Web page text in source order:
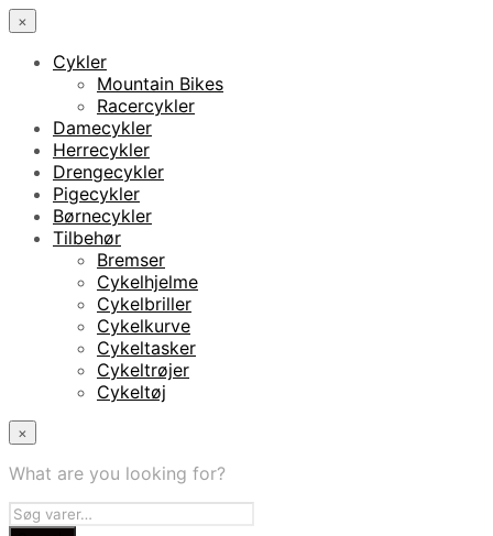
×
Cykler
Mountain Bikes
Racercykler
Damecykler
Herrecykler
Drengecykler
Pigecykler
Børnecykler
Tilbehør
Bremser
Cykelhjelme
Cykelbriller
Cykelkurve
Cykeltasker
Cykeltrøjer
Cykeltøj
×
What are you looking for?